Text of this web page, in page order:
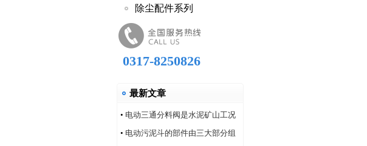
除尘配件系列
0317-8250826
最新文章
• 电动三通分料阀是水泥矿山工况
的系列产品
• 电动污泥斗的部件由三大部分组